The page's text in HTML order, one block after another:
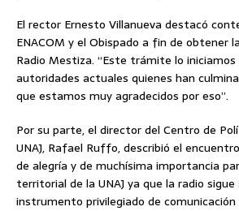
El rector Ernesto Villanueva destacó
ENACOM y el Obispado a fin de obtener
Radio Mestiza. “Este trámite lo iniciamos
autoridades actuales quienes han
que estamos muy agradecidos por eso”.
Por su parte, el director del Centro de
UNAJ, Rafael Ruffo, describió el
de alegría y de muchísima importancia
territorial de la UNAJ ya que la radio sigue
instrumento privilegiado de comunicación